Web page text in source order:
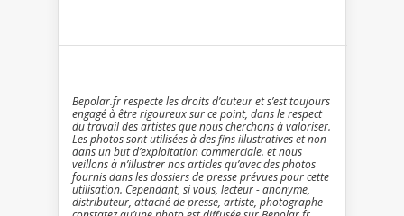
Bepolar.fr respecte les droits d’auteur et s’est toujours
engagé à être rigoureux sur ce point, dans le respect
du travail des artistes que nous cherchons à valoriser.
Les photos sont utilisées à des fins illustratives et non
dans un but d’exploitation commerciale. et nous
veillons à n’illustrer nos articles qu’avec des photos
fournis dans les dossiers de presse prévues pour cette
utilisation. Cependant, si vous, lecteur - anonyme,
distributeur, attaché de presse, artiste, photographe